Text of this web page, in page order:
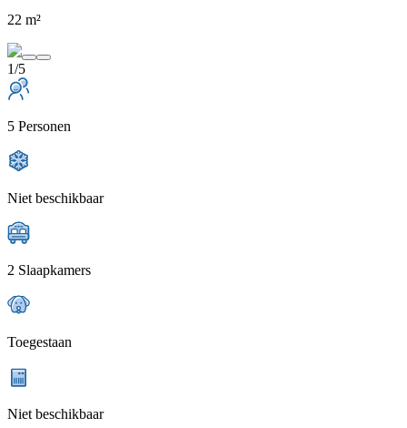
22 m²
1/5
5 Personen
Niet beschikbaar
2 Slaapkamers
Toegestaan
Niet beschikbaar